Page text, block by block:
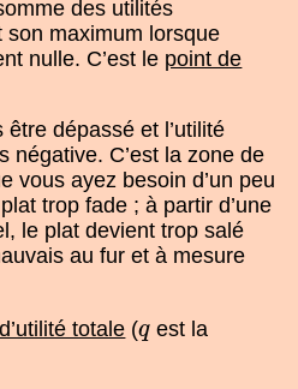
des utilités
son maximum lorsque
nulle. C’est le point de
être dépassé et l’utilité
négative. C’est la zone de
vous ayez besoin d’un peu
trop fade ; à partir d’une
le plat devient trop salé
au fur et à mesure
totale (q
qest la